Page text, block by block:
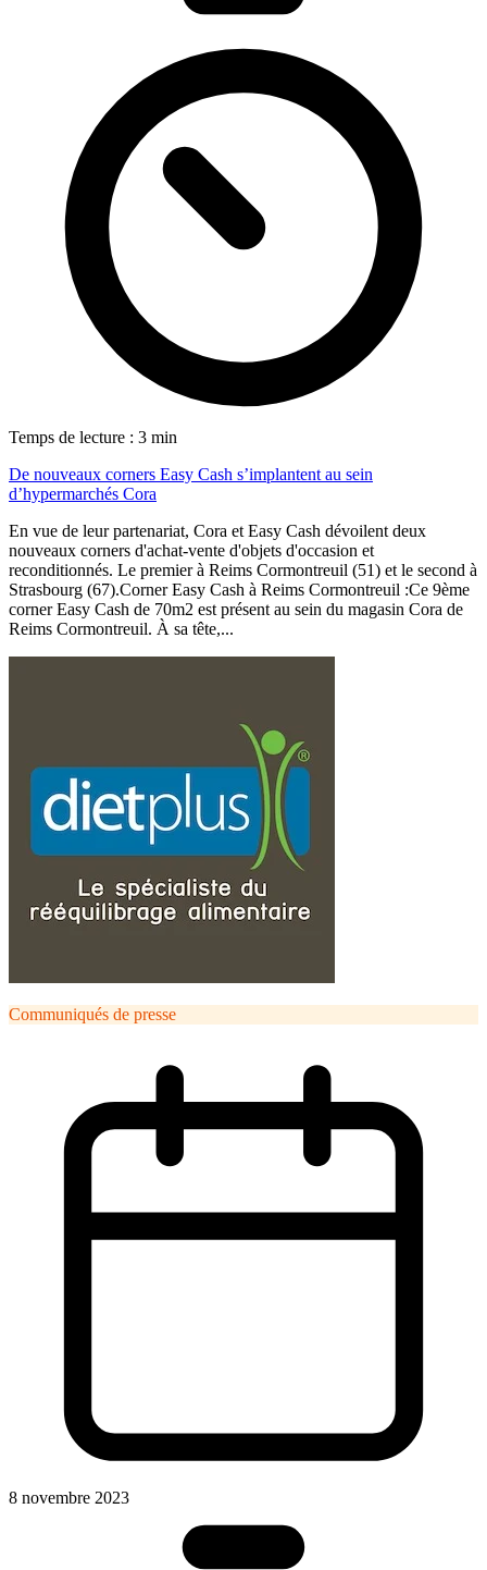
Temps de lecture : 3 min
De nouveaux corners Easy Cash s’implantent au sein
d’hypermarchés Cora
En vue de leur partenariat, Cora et Easy Cash dévoilent deux
nouveaux corners d'achat-vente d'objets d'occasion et
reconditionnés. Le premier à Reims Cormontreuil (51) et le second à
Strasbourg (67).Corner Easy Cash à Reims Cormontreuil :Ce 9ème
corner Easy Cash de 70m2 est présent au sein du magasin Cora de
Reims Cormontreuil. À sa tête,...
Communiqués de presse
8 novembre 2023